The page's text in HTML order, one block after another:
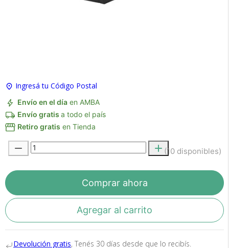
Ingresá tu Código Postal
Envío en el día en AMBA
Envío gratis a todo el país
Retiro gratis en Tienda
(10 disponibles)
Comprar ahora
Agregar al carrito
Devolución gratis, Tenés 30 días desde que lo recibís.
Recibí el producto que esperabas o
te devolvemos tu dinero.
En Bidcom te aseguramos recibir el producto